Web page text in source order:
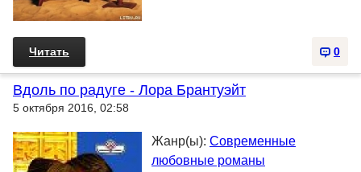
0
Читать
Вдоль по радуге - Лора Брантуэйт
5 октября 2016, 02:58
Жанр(ы): Современные
любовные романы